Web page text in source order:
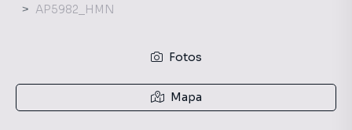
AP5982_HMN
Fotos
Mapa